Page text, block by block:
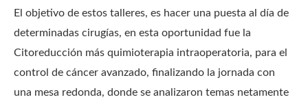
El objetivo de estos talleres, es hacer una puesta al día de
determinadas cirugías, en esta oportunidad fue la
Citoreducción más quimioterapia intraoperatoria, para el
control de cáncer avanzado, finalizando la jornada con
una mesa redonda, donde se analizaron temas netamente